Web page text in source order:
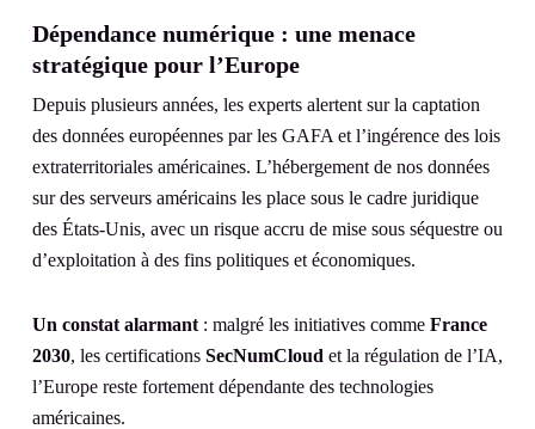
Dépendance numérique : une menace
stratégique pour l’Europe
Depuis plusieurs années, les experts alertent sur la captation
des données européennes par les GAFA et l’ingérence des lois
extraterritoriales américaines. L’hébergement de nos données
sur des serveurs américains les place sous le cadre juridique
des États-Unis, avec un risque accru de mise sous séquestre ou
d’exploitation à des fins politiques et économiques.
Un constat alarmant: malgré les initiatives comme France
2030, les certifications SecNumCloud et la régulation de l’IA,
l’Europe reste fortement dépendante des technologies
américaines.